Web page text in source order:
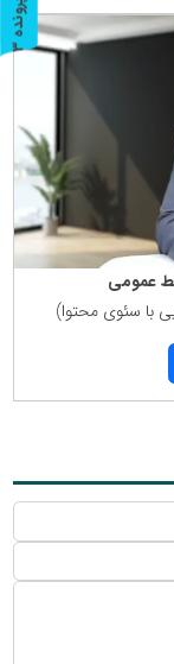
عمومی
با سئوی محتوا)
پ
ر
و
ن
د
ه
3